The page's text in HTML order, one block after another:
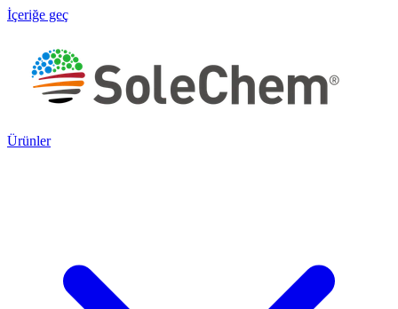
İçeriğe geç
Ürünler